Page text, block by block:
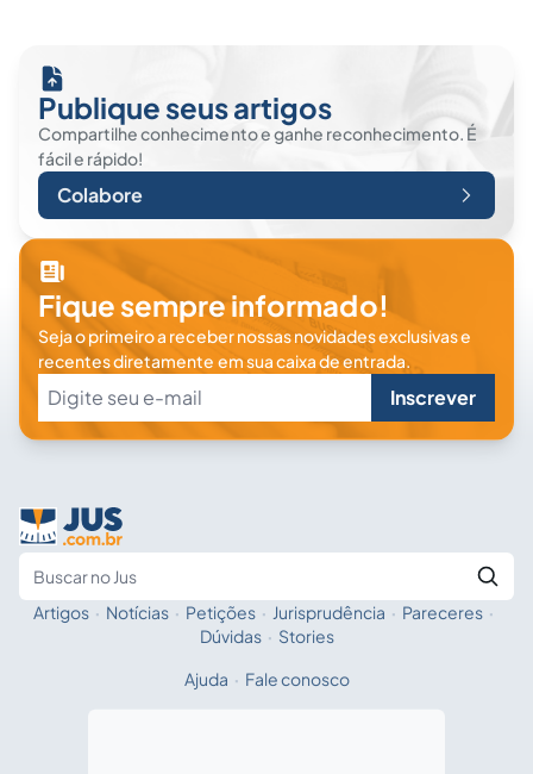
Publique seus artigos
Compartilhe conhecimento e ganhe reconhecimento. É
fácil e rápido!
Colabore
Fique sempre informado!
Seja o primeiro a receber nossas novidades exclusivas e
recentes diretamente em sua caixa de entrada.
Inscrever
Fale com a IA
Artigos · Notícias · Petições · Jurisprudência · Pareceres ·
Dúvidas · Stories
Ajuda · Fale conosco